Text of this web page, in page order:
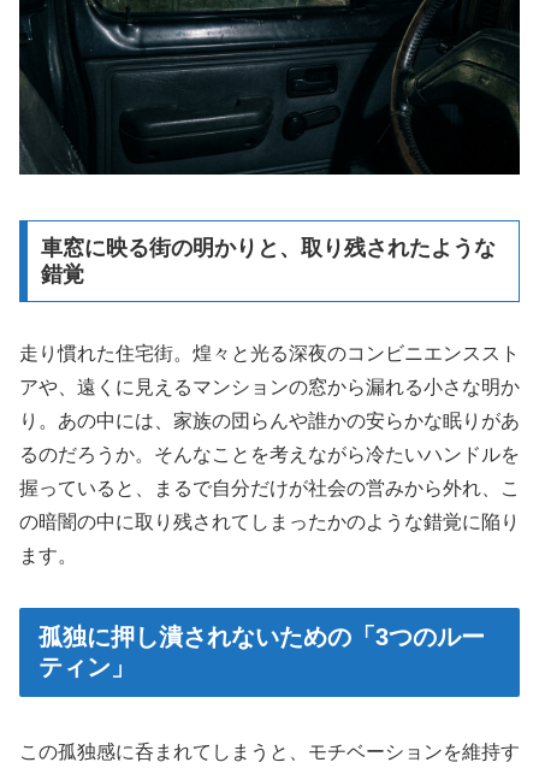
車窓に映る街の明かりと、取り残されたような
錯覚
走り慣れた住宅街。煌々と光る深夜のコンビニエンススト
アや、遠くに見えるマンションの窓から漏れる小さな明か
り。あの中には、家族の団らんや誰かの安らかな眠りがあ
るのだろうか。そんなことを考えながら冷たいハンドルを
握っていると、まるで自分だけが社会の営みから外れ、こ
の暗闇の中に取り残されてしまったかのような錯覚に陥り
ます。
孤独に押し潰されないための「3つのルー
ティン」
この孤独感に呑まれてしまうと、モチベーションを維持す